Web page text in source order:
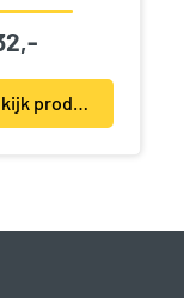
Bekijk product(en)